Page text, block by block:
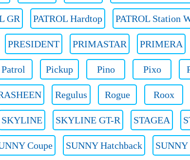
GR PATROL Hardtop PATROL Station
PRESIDENT PRIMASTAR PRIMERA
Patrol Pickup Pino Pixo
Regulus Rogue Roox
SKYLINE SKYLINE GT-R STAGEA
Coupe SUNNY Hatchback SUNNY